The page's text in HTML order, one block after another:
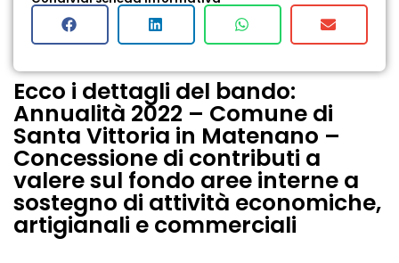
Ecco i dettagli del bando:
Annualità 2022 – Comune di
Santa Vittoria in Matenano –
Concessione di contributi a
valere sul fondo aree interne a
sostegno di attività economiche,
artigianali e commerciali